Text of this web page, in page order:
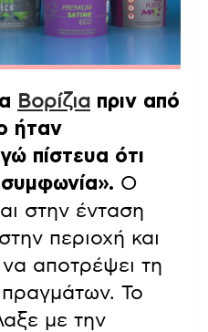
Βορίζια πριν από
ήταν
πίστευα ότι
Ο
στην ένταση
περιοχή και
αποτρέψει τη
Το
με την